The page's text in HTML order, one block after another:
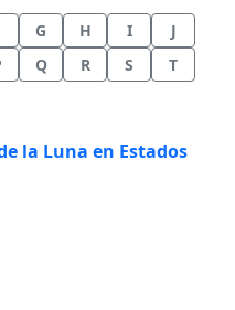
G H I
J
Q R S
T
la Luna en Estados